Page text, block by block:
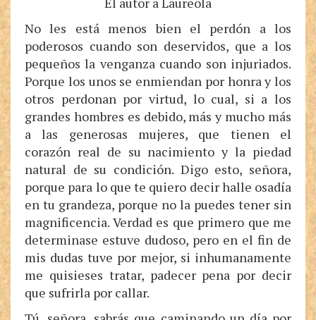
No les está menos bien el perdón a los
poderosos cuando son deservidos, que a los
pequeños la venganza cuando son injuriados.
Porque los unos se enmiendan por honra y los
otros perdonan por virtud, lo cual, si a los
grandes hombres es debido, más y mucho más
a las generosas mujeres, que tienen el
corazón real de su nacimiento y la piedad
natural de su condición. Digo esto, señora,
porque para lo que te quiero decir halle osadía
en tu grandeza, porque no la puedes tener sin
magnificencia. Verdad es que primero que me
determinase estuve dudoso, pero en el fin de
mis dudas tuve por mejor, si inhumanamente
me quisieses tratar, padecer pena por decir
que sufrirla por callar.